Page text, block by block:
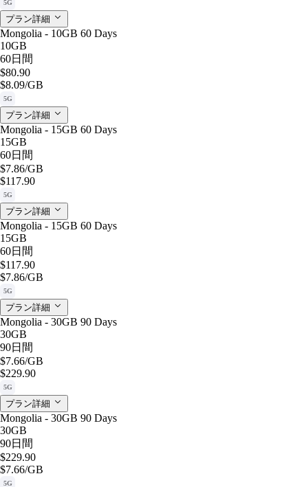
5G
プラン詳細
Mongolia - 10GB 60 Days
10GB
60日間
$80.90
$8.09/GB
5G
プラン詳細
Mongolia - 15GB 60 Days
15GB
60日間
$7.86/GB
$117.90
5G
プラン詳細
Mongolia - 15GB 60 Days
15GB
60日間
$117.90
$7.86/GB
5G
プラン詳細
Mongolia - 30GB 90 Days
30GB
90日間
$7.66/GB
$229.90
5G
プラン詳細
Mongolia - 30GB 90 Days
30GB
90日間
$229.90
$7.66/GB
5G